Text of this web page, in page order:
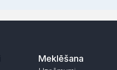
Meklēšana